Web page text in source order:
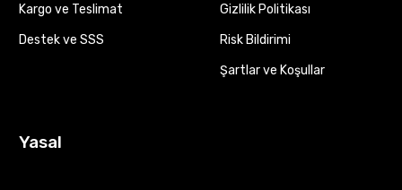
Kargo ve Teslimat
Destek ve SSS
Gizlilik Politikası
Risk Bildirimi
Şartlar ve Koşullar
Yasal